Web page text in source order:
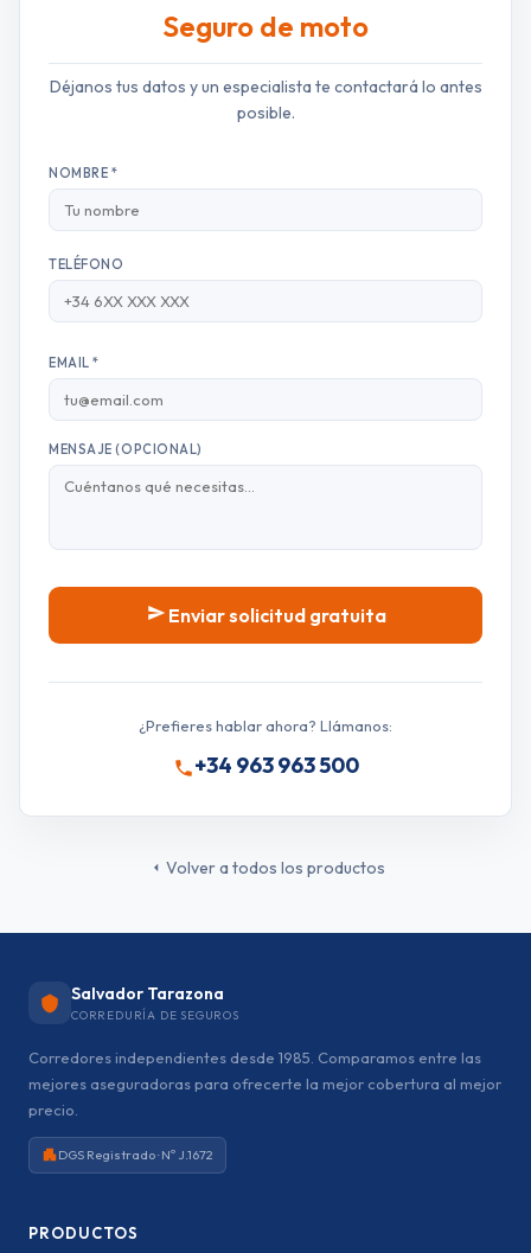
Seguro de moto
Déjanos tus datos y un especialista te contactará lo antes
posible.
NOMBRE *
TELÉFONO
EMAIL *
MENSAJE (OPCIONAL)
Enviar solicitud gratuita
¿Prefieres hablar ahora? Llámanos:
+34 963 963 500
Volver a todos los productos
Salvador Tarazona
CORREDURÍA DE SEGUROS
Corredores independientes desde 1985. Comparamos entre las
mejores aseguradoras para ofrecerte la mejor cobertura al mejor
precio.
DGS Registrado · Nº J.1672
PRODUCTOS